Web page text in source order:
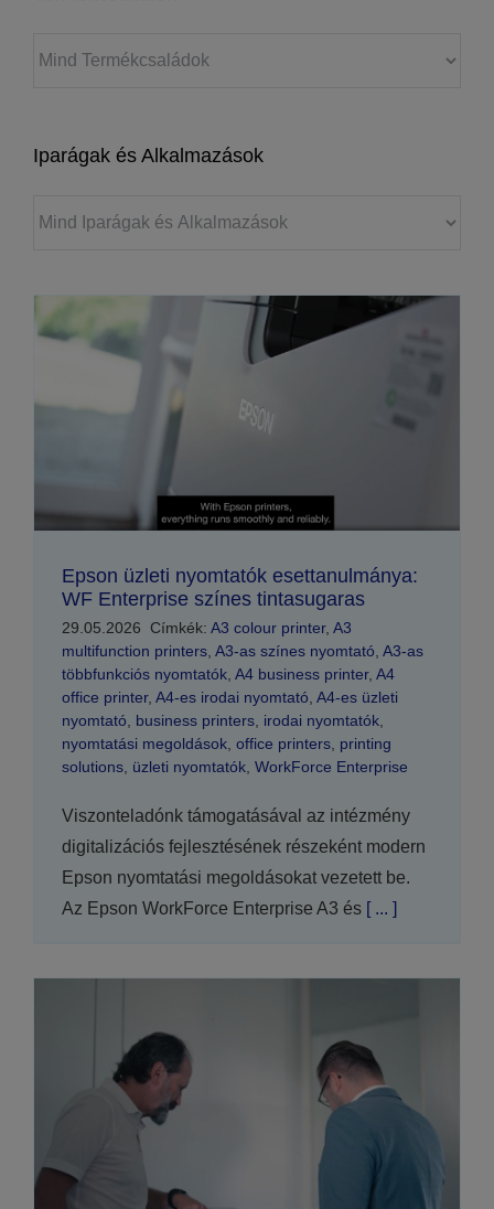
Iparágak és Alkalmazások
Epson üzleti nyomtatók esettanulmánya:
WF Enterprise színes tintasugaras
29.05.2026 Címkék: A3 colour printer, A3
multifunction printers, A3-as színes nyomtató, A3-as
többfunkciós nyomtatók, A4 business printer, A4
office printer, A4-es irodai nyomtató, A4-es üzleti
nyomtató, business printers, irodai nyomtatók,
nyomtatási megoldások, office printers, printing
solutions, üzleti nyomtatók, WorkForce Enterprise
Viszonteladónk támogatásával az intézmény
digitalizációs fejlesztésének részeként modern
Epson nyomtatási megoldásokat vezetett be.
Az Epson WorkForce Enterprise A3 és[ ... ]